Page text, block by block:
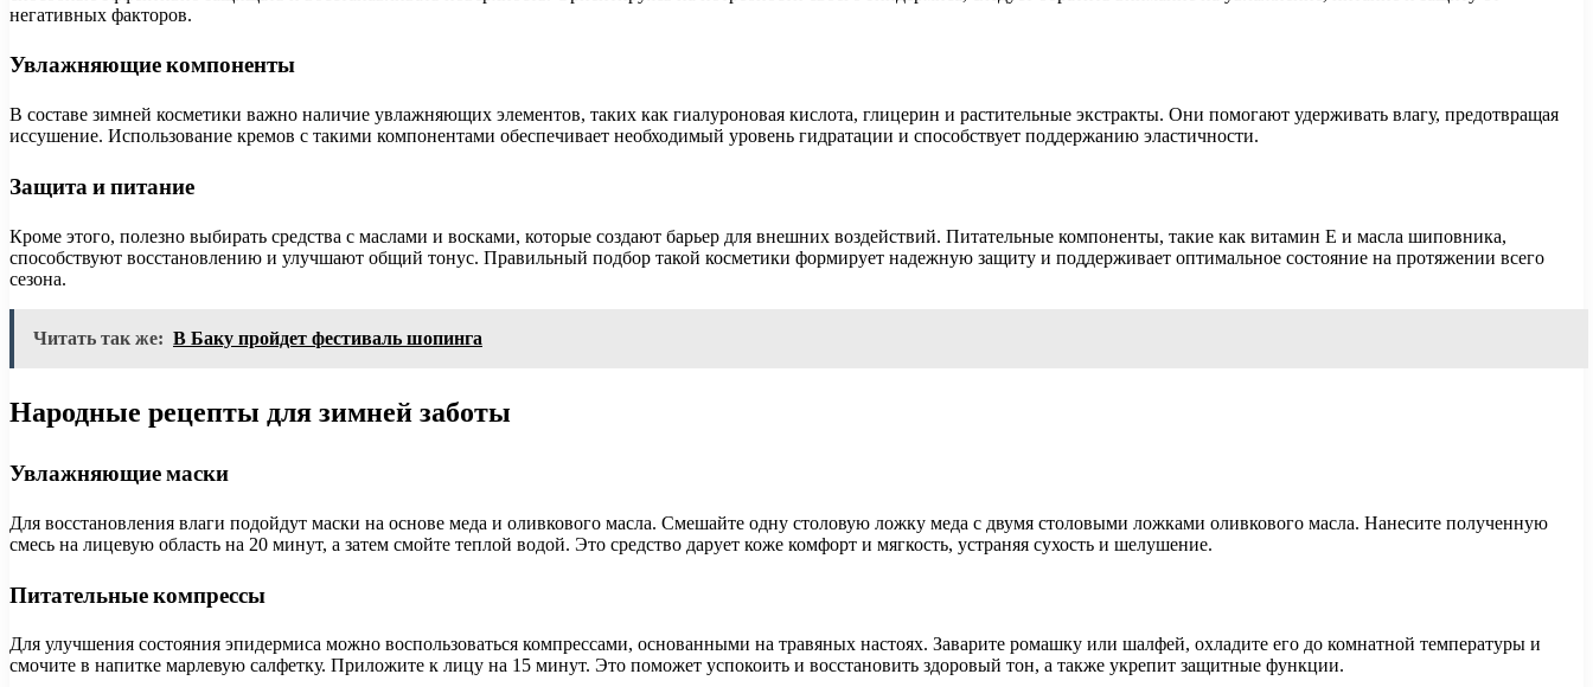
негативных факторов.
Увлажняющие компоненты
В составе зимней косметики важно наличие увлажняющих элементов, таких как гиалуроновая кислота, глицерин и растительные экстракты. Они помогают удерживать влагу, предотвращая
иссушение. Использование кремов с такими компонентами обеспечивает необходимый уровень гидратации и способствует поддержанию эластичности.
Защита и питание
Кроме этого, полезно выбирать средства с маслами и восками, которые создают барьер для внешних воздействий. Питательные компоненты, такие как витамин Е и масла шиповника,
способствуют восстановлению и улучшают общий тонус. Правильный подбор такой косметики формирует надежную защиту и поддерживает оптимальное состояние на протяжении всего
сезона.
Читать так же: В Баку пройдет фестиваль шопинга
Народные рецепты для зимней заботы
Увлажняющие маски
Для восстановления влаги подойдут маски на основе меда и оливкового масла. Смешайте одну столовую ложку меда с двумя столовыми ложками оливкового масла. Нанесите полученную
смесь на лицевую область на 20 минут, а затем смойте теплой водой. Это средство дарует коже комфорт и мягкость, устраняя сухость и шелушение.
Питательные компрессы
Для улучшения состояния эпидермиса можно воспользоваться компрессами, основанными на травяных настоях. Заварите ромашку или шалфей, охладите его до комнатной температуры и
смочите в напитке марлевую салфетку. Приложите к лицу на 15 минут. Это поможет успокоить и восстановить здоровый тон, а также укрепит защитные функции.